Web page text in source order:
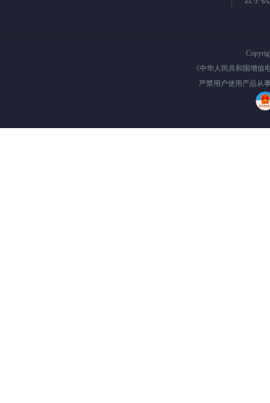
《中华人民共和国增值
严禁用户使用产品从